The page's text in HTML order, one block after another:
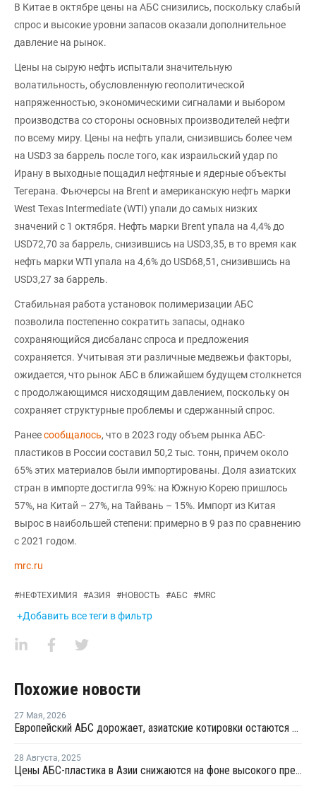
В Китае в октябре цены на АБС снизились, поскольку слабый
спрос и высокие уровни запасов оказали дополнительное
давление на рынок.
Цены на сырую нефть испытали значительную
волатильность, обусловленную геополитической
напряженностью, экономическими сигналами и выбором
производства со стороны основных производителей нефти
по всему миру. Цены на нефть упали, снизившись более чем
на USD3 за баррель после того, как израильский удар по
Ирану в выходные пощадил нефтяные и ядерные объекты
Тегерана. Фьючерсы на Brent и американскую нефть марки
West Texas Intermediate (WTI) упали до самых низких
значений с 1 октября. Нефть марки Brent упала на 4,4% до
USD72,70 за баррель, снизившись на USD3,35, в то время как
нефть марки WTI упала на 4,6% до USD68,51, снизившись на
USD3,27 за баррель.
Стабильная работа установок полимеризации АБС
позволила постепенно сократить запасы, однако
сохраняющийся дисбаланс спроса и предложения
сохраняется. Учитывая эти различные медвежьи факторы,
ожидается, что рынок АБС в ближайшем будущем столкнется
с продолжающимся нисходящим давлением, поскольку он
сохраняет структурные проблемы и сдержанный спрос.
Ранеесообщалось, что в 2023 году объем рынка АБС-
пластиков в России составил 50,2 тыс. тонн, причем около
65% этих материалов были импортированы. Доля азиатских
стран в импорте достигла 99%: на Южную Корею пришлось
57%, на Китай – 27%, на Тайвань – 15%. Импорт из Китая
вырос в наибольшей степени: примерно в 9 раз по сравнению
с 2021 годом.
mrc.ru
#НЕФТЕХИМИЯ #АЗИЯ #НОВОСТЬ #АБС #MRC
+Добавить все теги в фильтр
Похожие новости
27 Мая, 2026
Европейский АБС дорожает, азиатские котировки остаются более стабильными
28 Августа, 2025
Цены АБС-пластика в Азии снижаются на фоне высокого предложения и сезонного спада спроса